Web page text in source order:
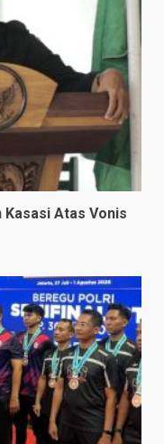
Kasasi Atas Vonis